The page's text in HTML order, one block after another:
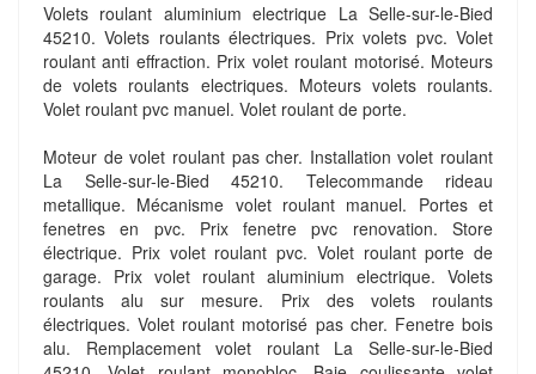
Volets roulant aluminium electrique La Selle-sur-le-Bied
45210. Volets roulants électriques. Prix volets pvc. Volet
roulant anti effraction. Prix volet roulant motorisé. Moteurs
de volets roulants electriques. Moteurs volets roulants.
Volet roulant pvc manuel. Volet roulant de porte.
Moteur de volet roulant pas cher. Installation volet roulant
La Selle-sur-le-Bied 45210. Telecommande rideau
metallique. Mécanisme volet roulant manuel. Portes et
fenetres en pvc. Prix fenetre pvc renovation. Store
électrique. Prix volet roulant pvc. Volet roulant porte de
garage. Prix volet roulant aluminium electrique. Volets
roulants alu sur mesure. Prix des volets roulants
électriques. Volet roulant motorisé pas cher. Fenetre bois
alu. Remplacement volet roulant La Selle-sur-le-Bied